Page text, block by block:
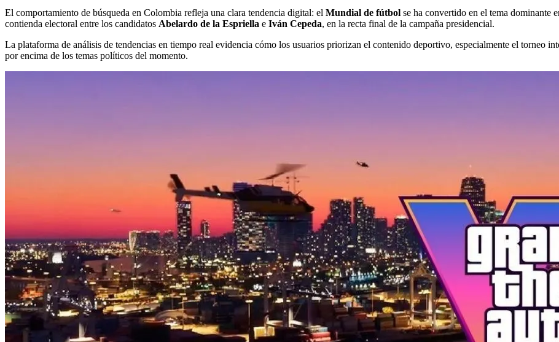
El comportamiento de búsqueda en Colombia refleja una clara tendencia digital: el Mundial de fútbol se ha convertido en el tema dominante
contienda electoral entre los candidatos Abelardo de la Espriella e Iván Cepeda, en la recta final de la campaña presidencial.
La plataforma de análisis de tendencias en tiempo real evidencia cómo los usuarios priorizan el contenido deportivo, especialmente el torneo
por encima de los temas políticos del momento.